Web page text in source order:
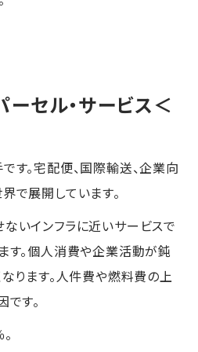
ーセル・サービス＜
す。宅配便、国際輸送、企業向
で展開しています。
いインフラに近いサービスで
す。個人消費や企業活動が鈍
ります。人件費や燃料費の上
す。